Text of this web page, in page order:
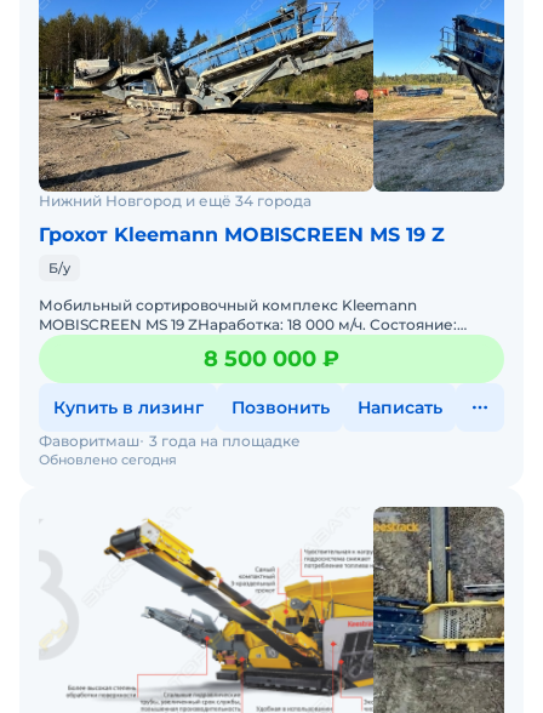
Нижний Новгород и ещё 34 города
Грохот Kleemann MOBISCREEN MS 19 Z
Б/у
Мобильный сортировочный комплекс Kleemann
MOBISCREEN MS 19 ZНаработка: 18 000 м/ч. Состояние:
отличное. Готовность: в работе, доступен к осмотру
Ключевые характ
8 500 000 ₽
Купить в лизинг Позвонить Написать
Обновлено сегодня
Фаворитмаш 3 года на площадке